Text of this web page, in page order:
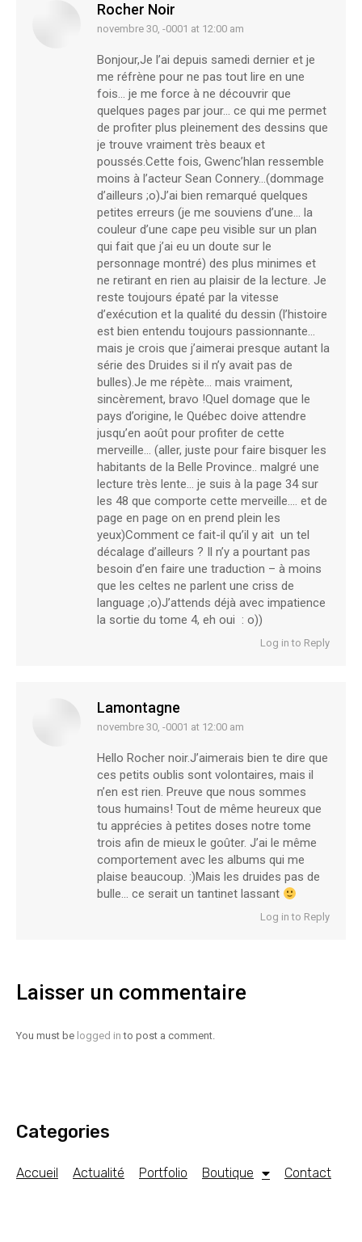
Rocher Noir
says:
novembre 30, -0001 at 12:00 am
Bonjour,Je l’ai depuis samedi dernier et je
me réfrène pour ne pas tout lire en une
fois… je me force à ne découvrir que
quelques pages par jour… ce qui me permet
de profiter plus pleinement des dessins que
je trouve vraiment très beaux et
poussés.Cette fois, Gwenc’hlan ressemble
moins à l’acteur Sean Connery…(dommage
d’ailleurs ;o)J’ai bien remarqué quelques
petites erreurs (je me souviens d’une… la
couleur d’une cape peu visible sur un plan
qui fait que j’ai eu un doute sur le
personnage montré) des plus minimes et
ne retirant en rien au plaisir de la lecture. Je
reste toujours épaté par la vitesse
d’exécution et la qualité du dessin (l’histoire
est bien entendu toujours passionnante…
mais je crois que j’aimerai presque autant la
série des Druides si il n’y avait pas de
bulles).Je me répète… mais vraiment,
sincèrement, bravo !Quel domage que le
pays d’origine, le Québec doive attendre
jusqu’en août pour profiter de cette
merveille… (aller, juste pour faire bisquer les
habitants de la Belle Province.. malgré une
lecture très lente… je suis à la page 34 sur
les 48 que comporte cette merveille…. et de
page en page on en prend plein les
yeux)Comment ce fait-il qu’il y ait un tel
décalage d’ailleurs ? Il n’y a pourtant pas
besoin d’en faire une traduction – à moins
que les celtes ne parlent une criss de
language ;o)J’attends déjà avec impatience
la sortie du tome 4, eh oui : o))
Log in to Reply
Lamontagne
says:
novembre 30, -0001 at 12:00 am
Hello Rocher noir.J’aimerais bien te dire que
ces petits oublis sont volontaires, mais il
n’en est rien. Preuve que nous sommes
tous humains! Tout de même heureux que
tu apprécies à petites doses notre tome
trois afin de mieux le goûter. J’ai le même
comportement avec les albums qui me
plaise beaucoup. :)Mais les druides pas de
bulle… ce serait un tantinet lassant
Log in to Reply
Laisser un commentaire
You must be logged in to post a comment.
Categories
Accueil Actualité Portfolio Boutique Contact